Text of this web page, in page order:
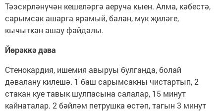
Тәэсирләнүчән кешеләргә аеруча кыен. Алма, кәбестә,
сарымсак ашарга ярамый, балан, мүк җиләге,
кычыткан ашау файдалы.
Йөрәккә дәва
Стенокардия, ишемия авыруы булганда, болай
дәвалану килешә. 1 баш сарымсакны чистартып, 2
стакан куе тавык шулпасына салалар, 15 минут
кайнаталар. 2 бәйләм петрушка өстәп, тагын 3 минут